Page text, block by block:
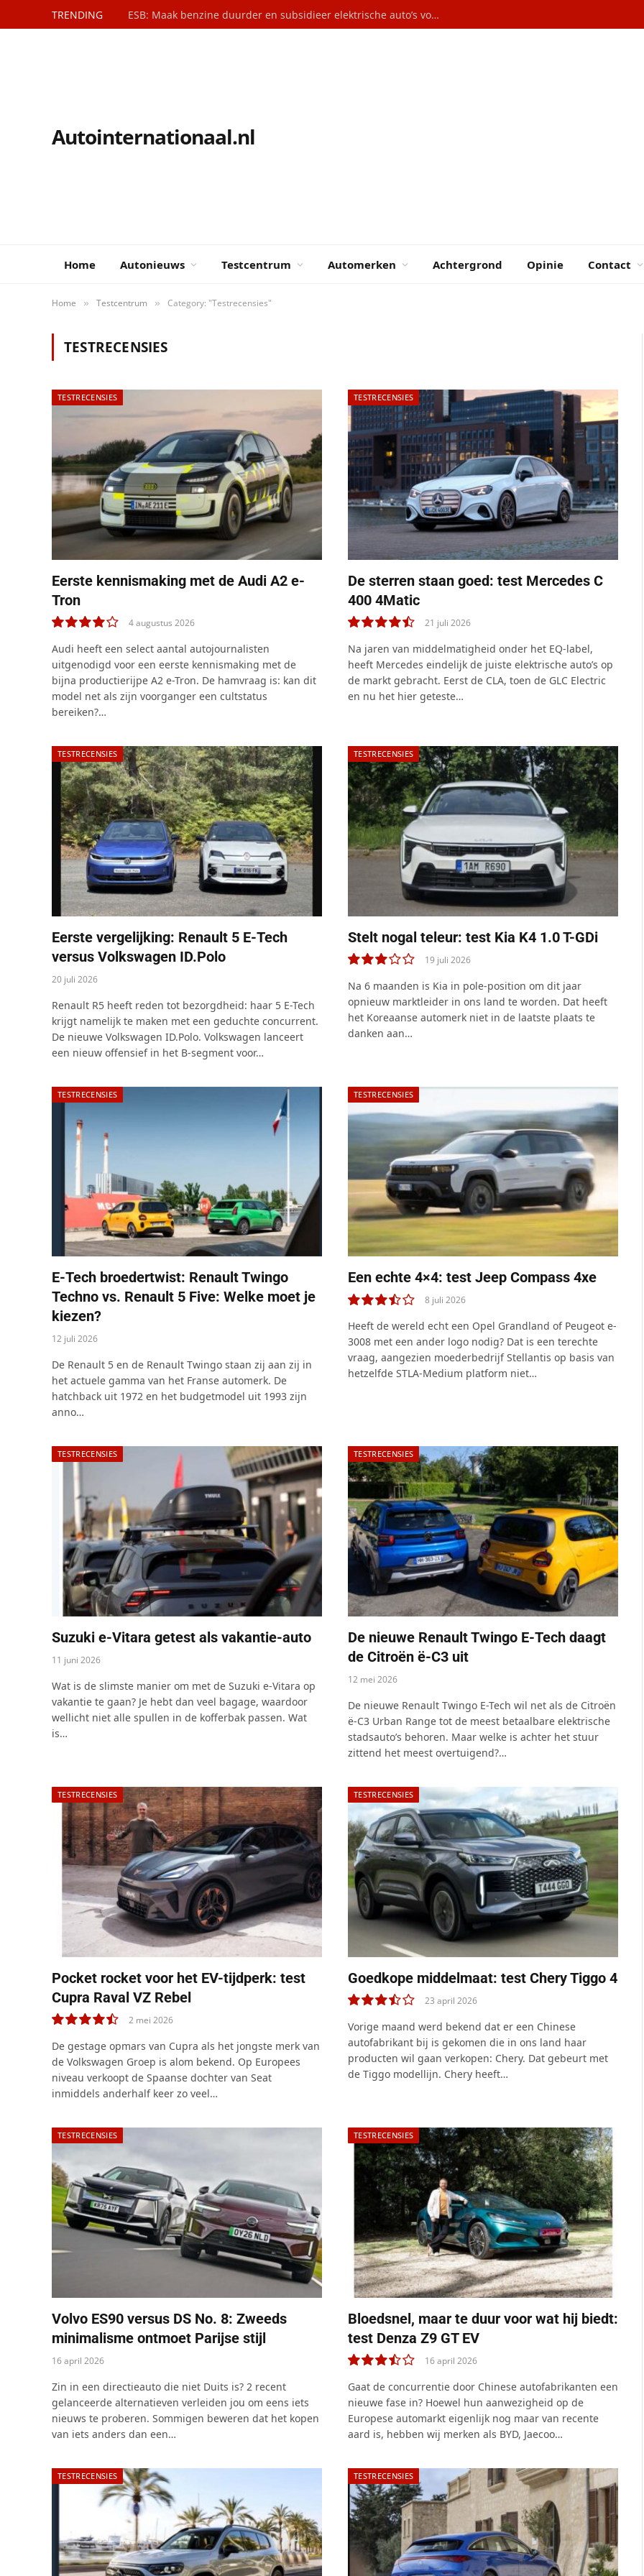
TRENDING Prijs vergelijking Mercedes-AMG GT 53 4-Deurs Coupé
Autointernationaal.nl
Home Autonieuws Testcentrum Automerken Achtergrond Opinie Contact
Home » Testcentrum » Category: "Testrecensies"
TESTRECENSIES
TESTRECENSIES
Eerste kennismaking met de Audi A2 e-
Tron
8.0
4 augustus 2026
Audi heeft een select aantal autojournalisten
uitgenodigd voor een eerste kennismaking met de
bijna productierijpe A2 e-Tron. De hamvraag is: kan dit
model net als zijn voorganger een cultstatus
bereiken?…
TESTRECENSIES
De sterren staan goed: test Mercedes C
400 4Matic
9.0
21 juli 2026
Na jaren van middelmatigheid onder het EQ-label,
heeft Mercedes eindelijk de juiste elektrische auto’s op
de markt gebracht. Eerst de CLA, toen de GLC Electric
en nu het hier geteste…
TESTRECENSIES
Eerste vergelijking: Renault 5 E-Tech
versus Volkswagen ID.Polo
20 juli 2026
Renault R5 heeft reden tot bezorgdheid: haar 5 E-Tech
krijgt namelijk te maken met een geduchte concurrent.
De nieuwe Volkswagen ID.Polo. Volkswagen lanceert
een nieuw offensief in het B-segment voor…
TESTRECENSIES
Stelt nogal teleur: test Kia K4 1.0 T-GDi
6.0
19 juli 2026
Na 6 maanden is Kia in pole-position om dit jaar
opnieuw marktleider in ons land te worden. Dat heeft
het Koreaanse automerk niet in de laatste plaats te
danken aan…
TESTRECENSIES
E-Tech broedertwist: Renault Twingo
Techno vs. Renault 5 Five: Welke moet je
kiezen?
12 juli 2026
De Renault 5 en de Renault Twingo staan ​​zij aan zij in
het actuele gamma van het Franse automerk. De
hatchback uit 1972 en het budgetmodel uit 1993 zijn
anno…
TESTRECENSIES
Een echte 4×4: test Jeep Compass 4xe
7.0
8 juli 2026
Heeft de wereld echt een Opel Grandland of Peugeot e-
3008 met een ander logo nodig? Dat is een terechte
vraag, aangezien moederbedrijf Stellantis op basis van
hetzelfde STLA-Medium platform niet…
TESTRECENSIES
Suzuki e-Vitara getest als vakantie-auto
11 juni 2026
Wat is de slimste manier om met de Suzuki e-Vitara op
vakantie te gaan? Je hebt dan veel bagage, waardoor
wellicht niet alle spullen in de kofferbak passen. Wat
is…
TESTRECENSIES
De nieuwe Renault Twingo E-Tech daagt
de Citroën ë-C3 uit
12 mei 2026
De nieuwe Renault Twingo E-Tech wil net als de Citroën
ë-C3 Urban Range tot de meest betaalbare elektrische
stadsauto’s behoren. Maar welke is achter het stuur
zittend het meest overtuigend?…
TESTRECENSIES
Pocket rocket voor het EV-tijdperk: test
Cupra Raval VZ Rebel
9.0
2 mei 2026
De gestage opmars van Cupra als het jongste merk van
de Volkswagen Groep is alom bekend. Op Europees
niveau verkoopt de Spaanse dochter van Seat
inmiddels anderhalf keer zo veel…
TESTRECENSIES
Goedkope middelmaat: test Chery Tiggo 4
7.0
23 april 2026
Vorige maand werd bekend dat er een Chinese
autofabrikant bij is gekomen die in ons land haar
producten wil gaan verkopen: Chery. Dat gebeurt met
de Tiggo modellijn. Chery heeft…
TESTRECENSIES
Volvo ES90 versus DS No. 8: Zweeds
minimalisme ontmoet Parijse stijl
16 april 2026
Zin in een directieauto die niet Duits is? 2 recent
gelanceerde alternatieven verleiden jou om eens iets
nieuws te proberen. Sommigen beweren dat het kopen
van iets anders dan een…
TESTRECENSIES
Bloedsnel, maar te duur voor wat hij biedt:
test Denza Z9 GT EV
7.0
16 april 2026
Gaat de concurrentie door Chinese autofabrikanten een
nieuwe fase in? Hoewel hun aanwezigheid op de
Europese automarkt eigenlijk nog maar van recente
aard is, hebben wij merken als BYD, Jaecoo…
TESTRECENSIES TESTRECENSIES